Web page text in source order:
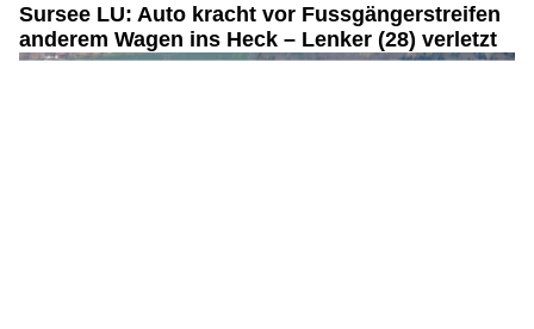
Sursee LU: Auto kracht vor Fussgängerstreifen
anderem Wagen ins Heck – Lenker (28) verletzt